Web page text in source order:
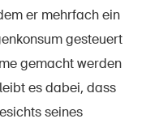
er mehrfach ein
gesteuert
gemacht werden
es dabei, dass
seines